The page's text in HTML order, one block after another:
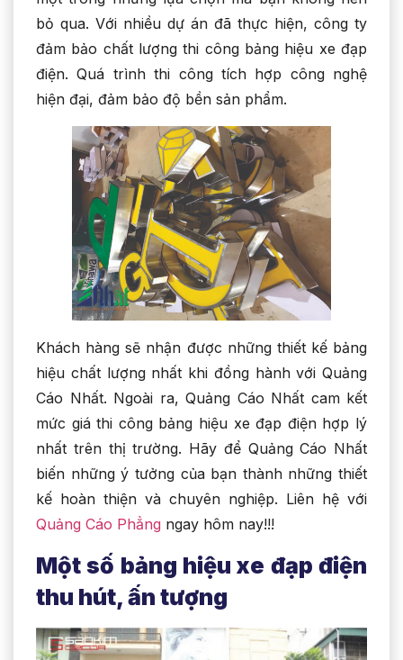
bỏ qua. Với nhiều dự án đã thực hiện, công ty
đảm bảo chất lượng thi công bảng hiệu xe đạp
điện. Quá trình thi công tích hợp công nghệ
hiện đại, đảm bảo độ bền sản phẩm.
Khách hàng sẽ nhận được những thiết kế bảng
hiệu chất lượng nhất khi đồng hành với Quảng
Cáo Nhất. Ngoài ra, Quảng Cáo Nhất cam kết
mức giá thi công bảng hiệu xe đạp điện hợp lý
nhất trên thị trường. Hãy để Quảng Cáo Nhất
biến những ý tưởng của bạn thành những thiết
kế hoàn thiện và chuyên nghiệp. Liên hệ với
Quảng Cáo Phẳng ngay hôm nay!!!
Một số bảng hiệu xe đạp điện
thu hút, ấn tượng